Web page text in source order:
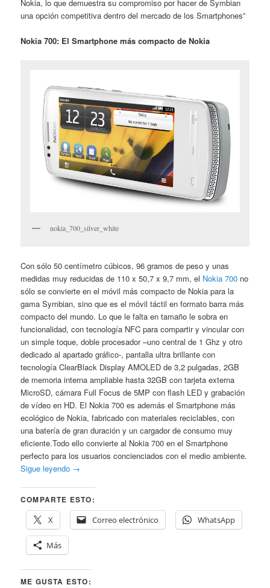
Nokia, lo que demuestra su compromiso por hacer de Symbian
una opción competitiva dentro del mercado de los Smartphones”
Nokia 700: El Smartphone más compacto de Nokia
nokia_700_silver_white
Con sólo 50 centímetro cúbicos, 96 gramos de peso y unas
medidas muy reducidas de 110 x 50,7 x 9,7 mm, el Nokia 700 no
sólo se convierte en el móvil más compacto de Nokia para la
gama Symbian, sino que es el móvil táctil en formato barra más
compacto del mundo. Lo que le falta en tamaño le sobra en
funcionalidad, con tecnología NFC para compartir y vincular con
un simple toque, doble procesador –uno central de 1 Ghz y otro
dedicado al apartado gráfico-, pantalla ultra brillante con
tecnología ClearBlack Display AMOLED de 3,2 pulgadas, 2GB
de memoria interna ampliable hasta 32GB con tarjeta externa
MicroSD, cámara Full Focus de 5MP con flash LED y grabación
de vídeo en HD. El Nokia 700 es además el Smartphone más
ecológico de Nokia, fabricado con materiales reciclables, con
una batería de gran duración y un cargador de consumo muy
eficiente.Todo ello convierte al Nokia 700 en el Smartphone
perfecto para los usuarios concienciados con el medio ambiente.
Sigue leyendo →
COMPARTE ESTO:
X
Correo electrónico WhatsApp
Más
ME GUSTA ESTO: